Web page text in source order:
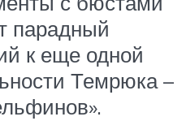
парадный
к еще одной
Темрюка –